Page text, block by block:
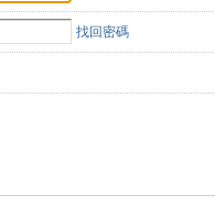
找回密碼